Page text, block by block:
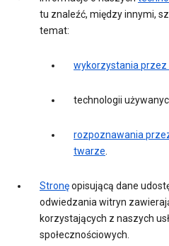
tu znaleźć, między innymi,
temat:
wykorzystania przez
technologii
rozpoznawania
twarze.
Stronęopisującą dane
odwiedzania witryn
korzystających z naszych
społecznościowych.